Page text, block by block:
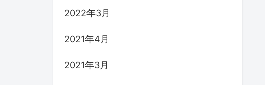
2022年3月
2021年4月
2021年3月